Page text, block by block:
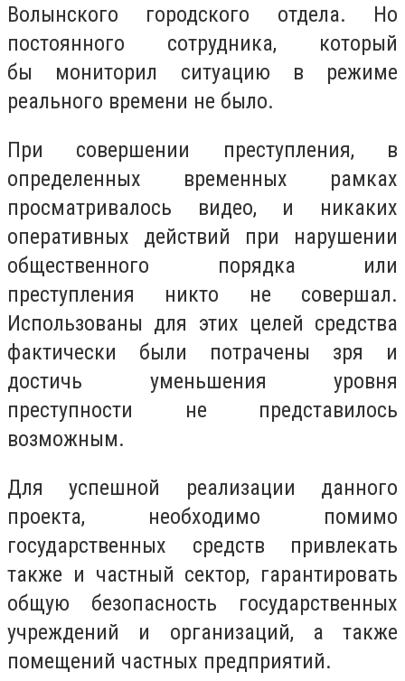
Волынского городского отдела. Но
постоянного сотрудника, который
бы мониторил ситуацию в режиме
реального времени не было.
При совершении преступления, в
определенных временных рамках
просматривалось видео, и никаких
оперативных действий при нарушении
общественного порядка или
преступления никто не совершал.
Использованы для этих целей средства
фактически были потрачены зря и
достичь уменьшения уровня
преступности не представилось
возможным.
Для успешной реализации данного
проекта, необходимо помимо
государственных средств привлекать
также и частный сектор, гарантировать
общую безопасность государственных
учреждений и организаций, а также
помещений частных предприятий.